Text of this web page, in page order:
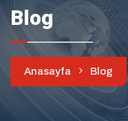
Blog
Anasayfa Blog